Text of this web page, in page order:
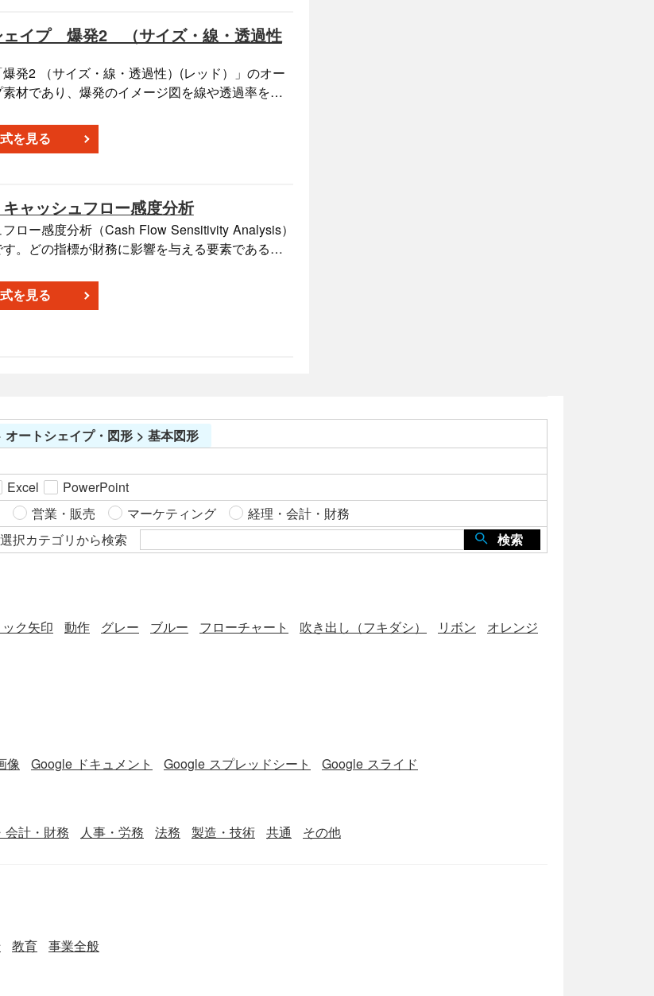
ェイプ 爆発2 （サイズ・線・透過性
発2 （サイズ・線・透過性）(レッド）」のオー
素材であり、爆発のイメージ図を線や透過率を変
リエーションで作成しました。 無料でダウン
本素材は、目立つ赤色を採用していることもあ
調を表すアイコンなどに利用可能です。 Power
を見る
キャッシュフロー感度分析
ロー感度分析（Cash Flow Sensitivity Analysis）
。どの指標が財務に影響を与える要素である
るための分析を行います。
を見る
オートシェイプ・図形 > 基本図形
Excel
PowerPoint
営業・販売 マーケティング
経理・会計・財務
選択カテゴリから検索 検索
ク矢印 動作 グレー ブルー フローチャート 吹き出し（フキダシ） リボン オレンジ
像 Google ドキュメント Google スプレッドシート Google スライド
会計・財務 人事・労務 法務 製造・技術 共通 その他
教育 事業全般